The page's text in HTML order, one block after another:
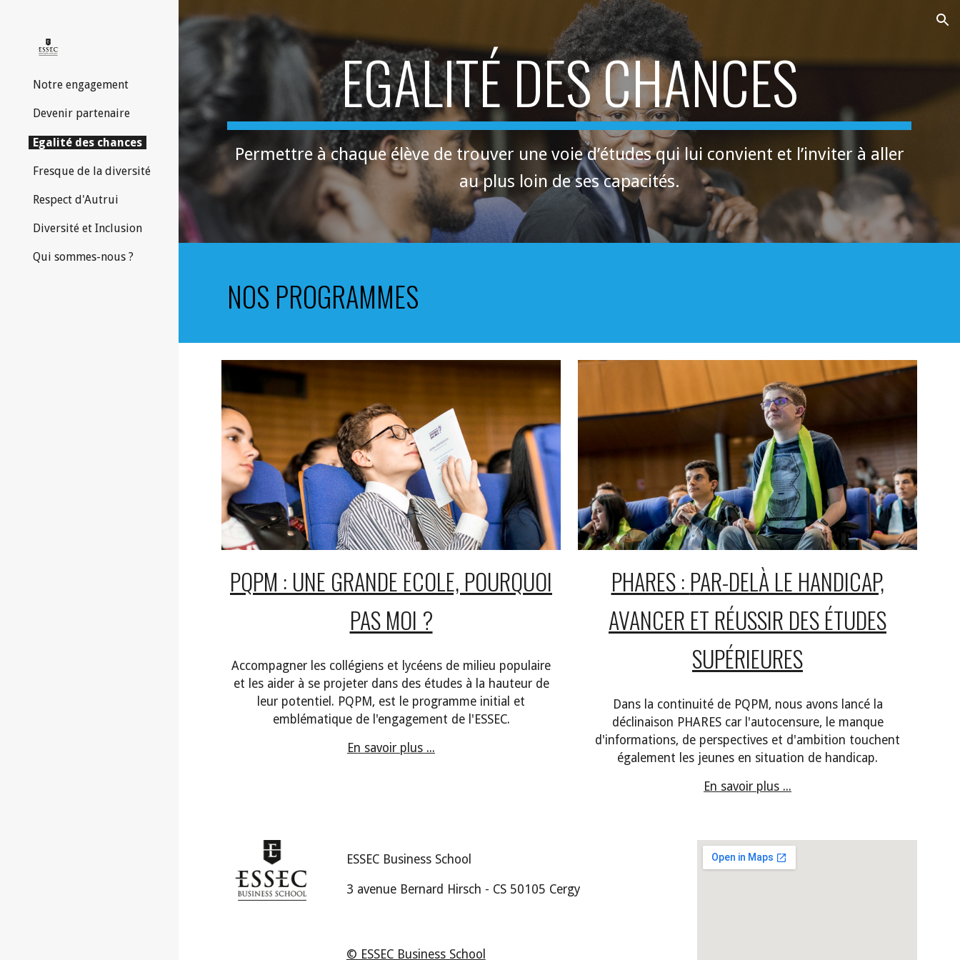
Skip to navigation
Notre engagement
Devenir partenaire
Egalité des chances
Fresque de la diversité
Respect d'Autrui
Diversité et Inclusion
Qui sommes-nous ?
EGALITÉ DES CHANCES
Permettre à chaque élève de trouver une voie d’études qui lui convient et l’inviter à aller
au plus loin de ses capacités.
NOS PROGRAMMES
PQPM : UNE GRANDE ECOLE, POURQUOI
PAS MOI ?
Accompagner les collégiens et lycéens de milieu populaire
et les aider à se projeter dans des études à la hauteur de
leur potentiel. PQPM, est le programme initial et
emblématique de l'engagement de l'ESSEC.
En savoir plus ...
PHARES : PAR-DELÀ LE HANDICAP,
AVANCER ET RÉUSSIR DES ÉTUDES
SUPÉRIEURES
Dans la continuité de PQPM, nous avons lancé la
déclinaison PHARES car 'autocensure, le manque
d'informations, de perspectives et d'ambition touchent
également les jeunes en situation de handicap.
En savoir plus ...
ESSEC Business School
3 avenue Bernard Hirsch - CS 50105 Cergy
© ESSEC Business School